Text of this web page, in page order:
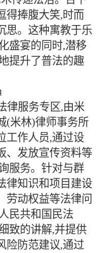
得捧腹大笑,时而
思。这种寓教于乐
盛宴的同时,潜移
提升了普法的趣
律服务专区,由米
(米林)律师事务所
工作人员,通过设
、发放宣传资料等
服务。针对与群
律知识和项目建设
劳动权益等法律问
民共和国民法
致的讲解,并提供
险防范建议,通过